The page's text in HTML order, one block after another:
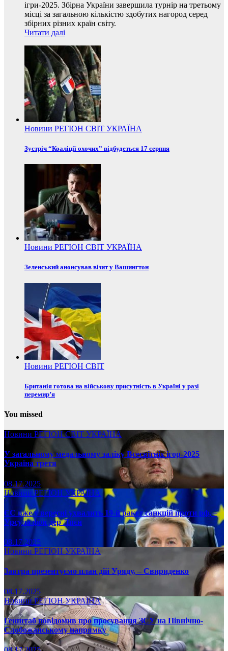
ігри-2025. Збірна України завершила турнір на третьому
місці за загальною кількістю здобутих нагород серед
збірних різних країн світу.
Читати далі
Новини РЕГІОН СВІТ УКРАЇНА
Зустріч “Коаліції охочих” відбудеться 17 серпня
Новини РЕГІОН СВІТ УКРАЇНА
Зеленський анонсував візит у Вашингтон
Новини РЕГІОН СВІТ
Британія готова на військову присутність в Україні у разі
перемир’я
You missed
Новини РЕГІОНСВІТ УКРАЇНА
У загальному медальному заліку Всесвітніх ігор-2025
Україна третя
08.17.2025
НовиниРЕГІОН УКРАЇНА
ЄС вже у вересні ухвалить 19-й ракет санкцій проти рф, –
Урсула фон дер Ляєн
08.17.2025
Новини РЕГІОН УКРАЇНА
Завтра презентуємо план дій Уряду, – Свириденко
08.17.2025
НовиниРЕГІОНУКРАЇНА
Генштаб повідомив про просування ЗСУ на Північно-
Слобожанському напрямку